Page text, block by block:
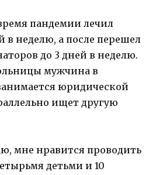
пандемии лечил
в неделю, а после перешел
до 3 дней в неделю.
мужчина в
юридической
ищет другую
мне нравится проводить
детьми и 10